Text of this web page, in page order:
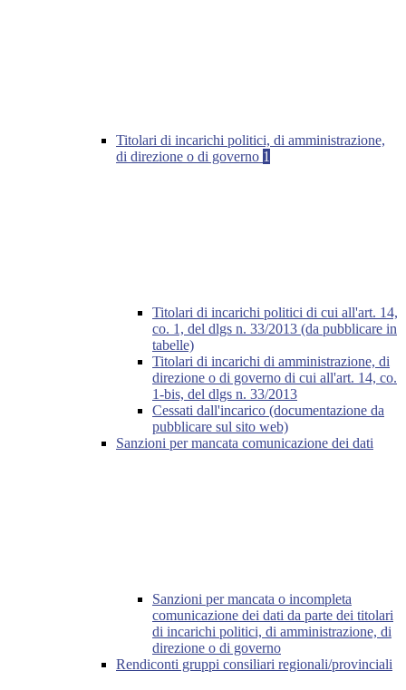
Titolari di incarichi politici, di amministrazione,
di direzione o di governo 1
Titolari di incarichi politici di cui all'art. 14,
co. 1, del dlgs n. 33/2013 (da pubblicare in
tabelle)
Titolari di incarichi di amministrazione, di
direzione o di governo di cui all'art. 14, co.
1-bis, del dlgs n. 33/2013
Cessati dall'incarico (documentazione da
pubblicare sul sito web)
Sanzioni per mancata comunicazione dei dati
Sanzioni per mancata o incompleta
comunicazione dei dati da parte dei titolari
di incarichi politici, di amministrazione, di
direzione o di governo
Rendiconti gruppi consiliari regionali/provinciali